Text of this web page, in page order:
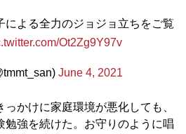
による全力のジョジョ立ちをご覧
Ot2Zg9Y97v
June 4, 2021
っかけに家庭環境が悪化しても、
勉強を続けた。お守りのように唱